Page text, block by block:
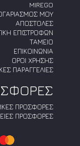
MIREGO
ΜΟΥ
ΑΠΟΣΤΟΛΕΣ
ΕΠΙΣΤΡΟΦΩΝ
ΤΑΜΕΙΟ
ΕΠΙΚΟΙΝΩΝΙΑ
ΟΡΟΙ ΧΡΗΣΗΣ
ΠΑΡΑΓΓΕΛΙΕΣ
ΠΡΟΣΦΟΡΕΣ
ΠΡΟΣΦΟΡΕΣ